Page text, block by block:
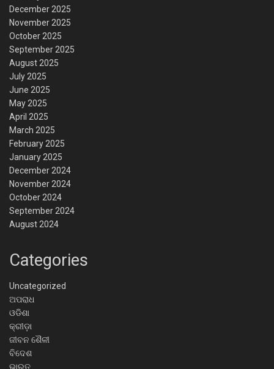
December 2025
November 2025
October 2025
September 2025
August 2025
July 2025
June 2025
May 2025
April 2025
March 2025
February 2025
January 2025
December 2024
November 2024
October 2024
September 2024
August 2024
Categories
Uncategorized
ଅପରାଧ
ଓଡିଶା
କ୍ରୀଡ଼ା
ଜୀବନ ଶୈଳୀ
ବିଦେଶ
ଭାରତ